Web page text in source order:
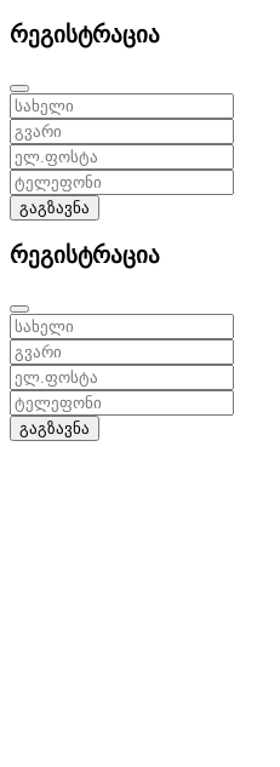
რეგისტრაცია
გაგზავნა
რეგისტრაცია
გაგზავნა